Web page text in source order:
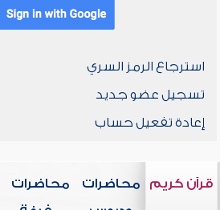
استرجاع الرمز السري
تسجيل عضو جديد
إعادة تفعيل حساب
قرآن كريم
محاضرات
محاضرات